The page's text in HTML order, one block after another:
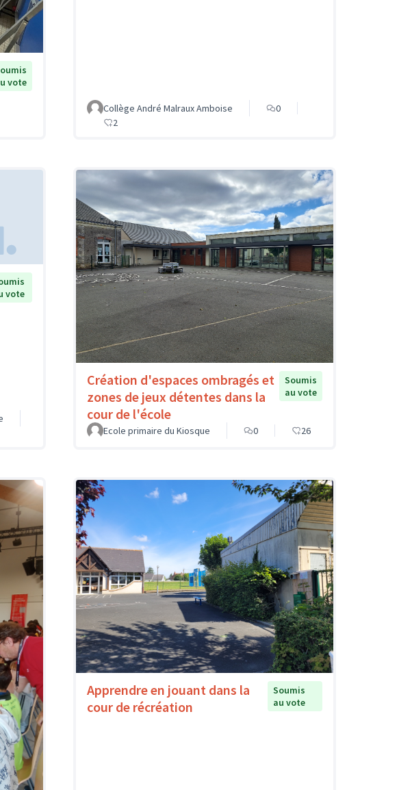
vote
Collège André Malraux Amboise
0
2
vote
Création d'espaces ombragés et
zones de jeux détentes dans la
cour de l'école
Soumis
au vote
Ecole primaire du Kiosque 0 26
Apprendre en jouant dans la
cour de récréation
Soumis
au vote